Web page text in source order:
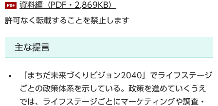
資料編（PDF・2,869KB）
許可なく転載することを禁止します
主な提言
「まちだ未来づくりビジョン2040」でライフステージ
ごとの政策体系を示している。政策を進めていくうえ
では、ライフステージごとにマーケティングや調査・